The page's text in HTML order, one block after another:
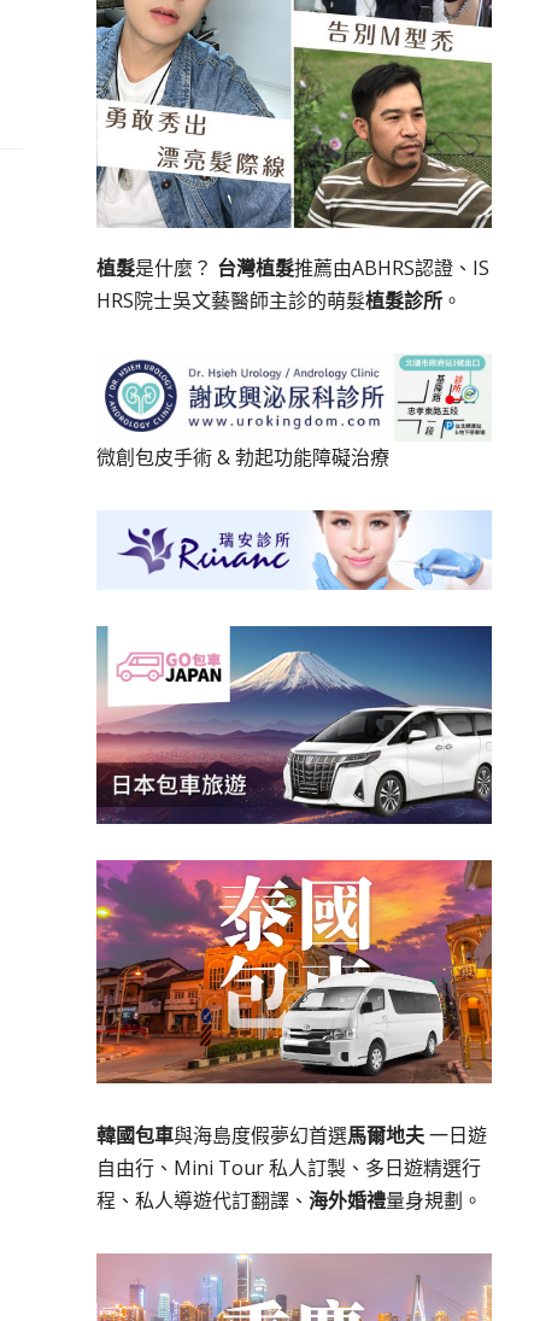
植髮是什麼？ 台灣植髮推薦由ABHRS認證、IS
HRS院士吳文藝醫師主診的萌髮植髮診所。
微創包皮手術&勃起功能障礙治療
韓國包車與海島度假夢幻首選馬爾地夫一日遊
自由行、Mini Tour 私人訂製、多日遊精選行
程、私人導遊代訂翻譯、 海外婚禮量身規劃。